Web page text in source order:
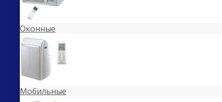
Оконные
Мобильные